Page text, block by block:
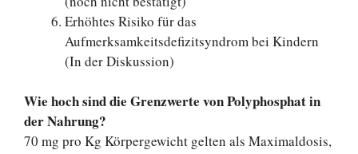
Erhöhtes Risiko für das
Aufmerksamkeitsdefizitsyndrom bei Kindern
(In der Diskussion)
Wie hoch sind die Grenzwerte von Polyphosphat in
der Nahrung?
70 mg pro Kg Körpergewicht gelten als Maximaldosis,